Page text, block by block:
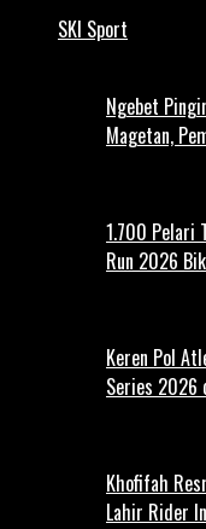
SKI Sport
Ngebet
Magetan,
1.700 Pelari
Run 2026
Keren Pol
Series 2026
Khofifah
Lahir Rider